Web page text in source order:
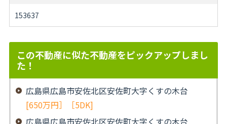
153637
この不動産に似た不動産をピックアップしまし
た！
広島県広島市安佐北区安佐町大字くすの木台
[650万円］［5DK]
広島県広島市安佐北区安佐町大字くすの木台